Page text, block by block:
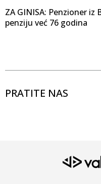
ZA GINISA: Penzioner iz
penziju već 76 godina
PRATITE NAS